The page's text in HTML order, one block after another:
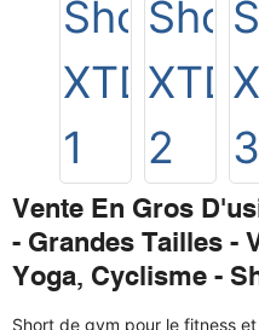
Vente En Gros
- Grandes Tailles -
Yoga, Cyclisme -
Short de gym pour le fitness